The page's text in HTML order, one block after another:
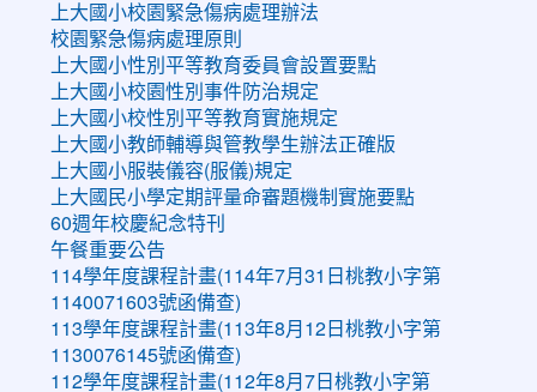
上大國小校園緊急傷病處理辦法
校園緊急傷病處理原則
上大國小性別平等教育委員會設置要點
上大國小校園性別事件防治規定
上大國小校性別平等教育實施規定
上大國小教師輔導與管教學生辦法正確版
上大國小服裝儀容(服儀)規定
上大國民小學定期評量命審題機制實施要點
60週年校慶紀念特刊
午餐重要公告
114學年度課程計畫(114年7月31日桃教小字第
1140071603號函備查)
113學年度課程計畫(113年8月12日桃教小字第
1130076145號函備查)
112學年度課程計畫(112年8月7日桃教小字第